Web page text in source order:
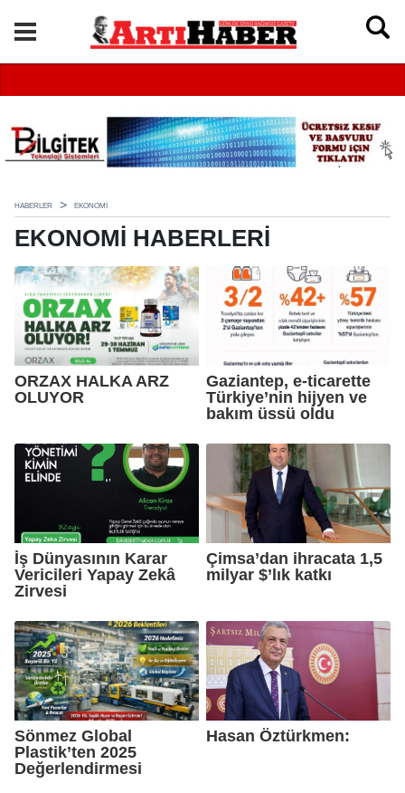
HABERLER EKONOMI
EKONOMI HABERLERI
ORZAX HALKA ARZ
OLUYOR
Gaziantep, e-ticarette
Türkiye’nin hijyen ve
bakım üssü oldu
İş Dünyasının Karar
Vericileri Yapay Zekâ
Zirvesi
Çimsa’dan ihracata 1,5
milyar $’lık katkı
Sönmez Global
Plastik’ten 2025
Değerlendirmesi
Hasan Öztürkmen: